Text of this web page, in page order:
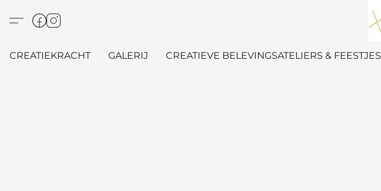
CREATIEKRACHT GALERIJ CREATIEVE BELEVINGSATELIERS & FEESTJES